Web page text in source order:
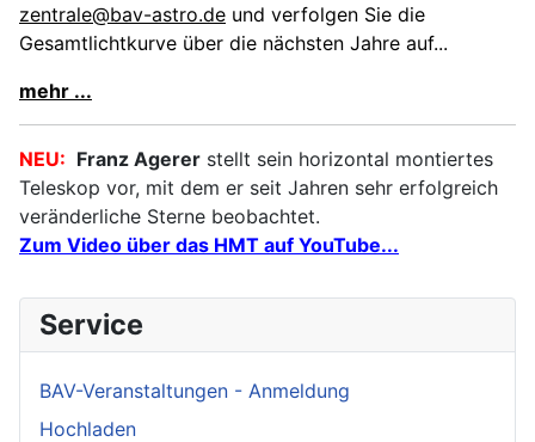
zentrale@bav-astro.de und verfolgen Sie die
Gesamtlichtkurve über die nächsten Jahre auf...
mehr ...
NEU: Franz Agerer stellt sein horizontal montiertes
Teleskop vor, mit dem er seit Jahren sehr erfolgreich
veränderliche Sterne beobachtet.
Zum Video über das HMT auf YouTube...
Service
BAV-Veranstaltungen - Anmeldung
Hochladen